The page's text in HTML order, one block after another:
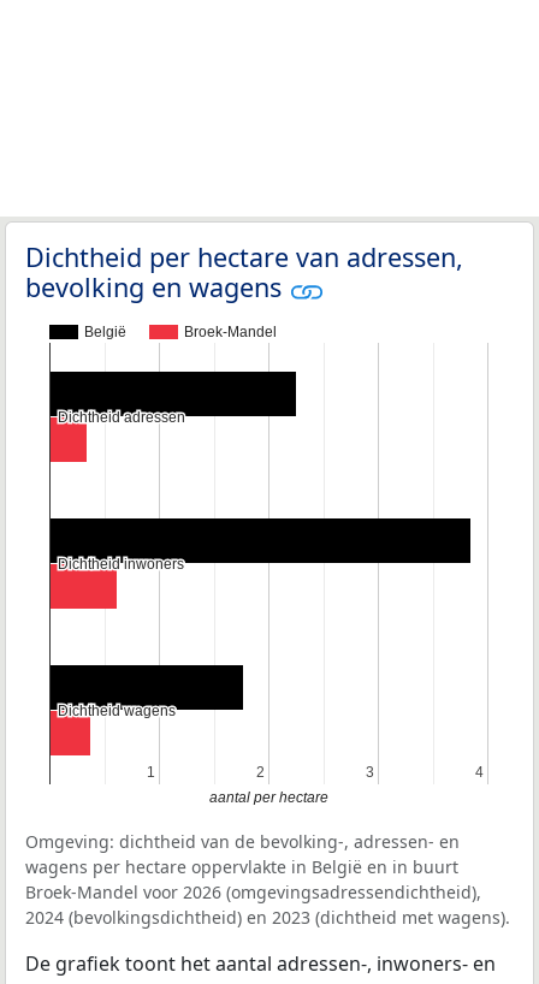
Dichtheid per hectare van adressen,
bevolking en wagens
België Broek-Mandel
1
1 2
2 3
3 4
4
Dichtheid adressen
Dichtheid adressen
Dichtheid inwoners
Dichtheid inwoners
Dichtheid wagens
Dichtheid wagens
aantal per hectare
Omgeving: dichtheid van de bevolking-, adressen- en
wagens per hectare oppervlakte in België en in buurt
Broek-Mandel voor 2026 (omgevingsadressendichtheid),
2024 (bevolkingsdichtheid) en 2023 (dichtheid met wagens).
De grafiek toont het aantal adressen-, inwoners- en